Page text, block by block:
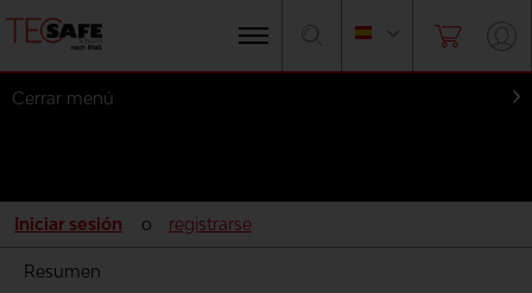
Cerrar menú
Iniciar sesión o registrarse
Resumen